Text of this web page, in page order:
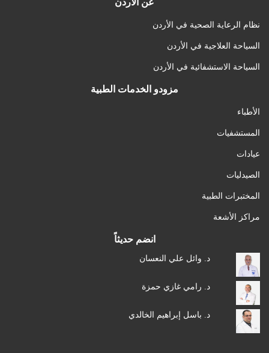
نظام الرعاية الصحية في الأردن
السياحة العلاجية في الأردن
السياحة الاستشفائية في الأردن
مزودو الخدمات الطبية
الأطباء
المستشفيات
عيادات
الصيدليات
المختبرات الطبية
مراكز الأشعة
انضم حديثاً
د. وائل علي النعسان
د. رامي غازي حمزة
د. باسل إبراهيم الخالدي